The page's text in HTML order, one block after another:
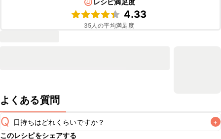
レシピ満足度
4.33
35人の平均満足度
よくある質問
Q 日持ちはどれくらいですか？
+
このレシピをシェアする